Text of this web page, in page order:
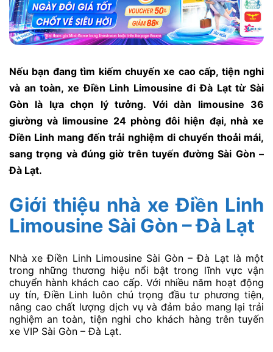
Nếu bạn đang tìm kiếm chuyến xe cao cấp, tiện nghi
và an toàn, xe Điền Linh Limousine đi Đà Lạt từ Sài
Gòn là lựa chọn lý tưởng. Với dàn limousine 36
giường và limousine 24 phòng đôi hiện đại, nhà xe
Điền Linh mang đến trải nghiệm di chuyển thoải mái,
sang trọng và đúng giờ trên tuyến đường Sài Gòn –
Đà Lạt.
Giới thiệu nhà xe Điền Linh
Limousine Sài Gòn – Đà Lạt
Nhà xe Điền Linh Limousine Sài Gòn – Đà Lạt là một
trong những thương hiệu nổi bật trong lĩnh vực vận
chuyển hành khách cao cấp. Với nhiều năm hoạt động
uy tín, Điền Linh luôn chú trọng đầu tư phương tiện,
nâng cao chất lượng dịch vụ và đảm bảo mang lại trải
nghiệm an toàn, tiện nghi cho khách hàng trên tuyến
xe VIP Sài Gòn – Đà Lạt.